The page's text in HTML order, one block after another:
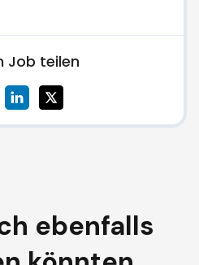
Job teilen
ebenfalls